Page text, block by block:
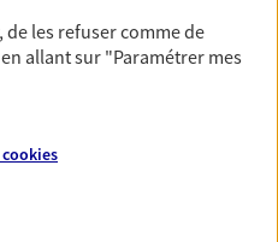
santé ainsi que celles de
santé qui
de les refuser comme de
allant sur "Paramétrer mes
cookies